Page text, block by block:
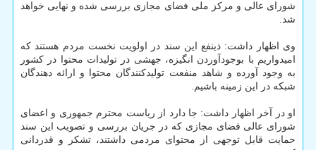
شورای عالی و مرکز ملی فضای مجازی بررسی شده و نهایی خواهد
شد.
وی اظهار داشت: ذینفع این سند در اولویت نخست مردم هستند که
امیدواریم با بوجودآوردن انگیزه، جهشی در تولیدات محتوا در کشور
به وجود آورده و شاهد منفعت تولیدکنندگان محتوا و ارائه دهندگان
شبکه در این زمینه باشیم.
او در آخر اظهار داشت: جا دارد از ریاست محترم جمهوری و اعضای
شورای عالی فضای مجازی که در جریان بررسی و تصویب این سند
حمایت قابل توجهی از محتوای مردمی داشتند، تشکر و قدردانی